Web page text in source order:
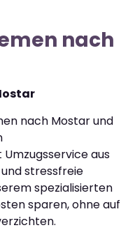
nach
nach Mostar und
aus
stressfreie
spezialisierten
sparen, ohne auf